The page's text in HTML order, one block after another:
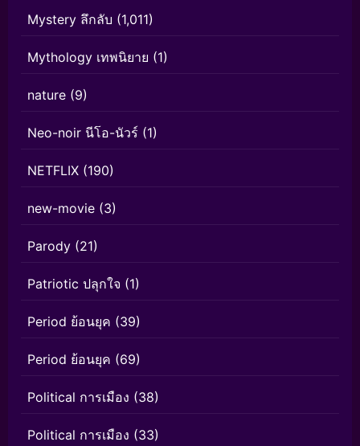
Mystery ลึกลับ (1,011)
Mythology เทพนิยาย (1)
nature (9)
Neo-noir นีโอ-นัวร์ (1)
NETFLIX (190)
new-movie (3)
Parody (21)
Patriotic ปลุกใจ (1)
Period ย้อนยุค (39)
Period ย้อนยุค (69)
Political การเมือง (38)
Political การเมือง (33)